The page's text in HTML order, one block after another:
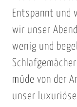
Entspannt und
wir unser
wenig und
müde von der
unser